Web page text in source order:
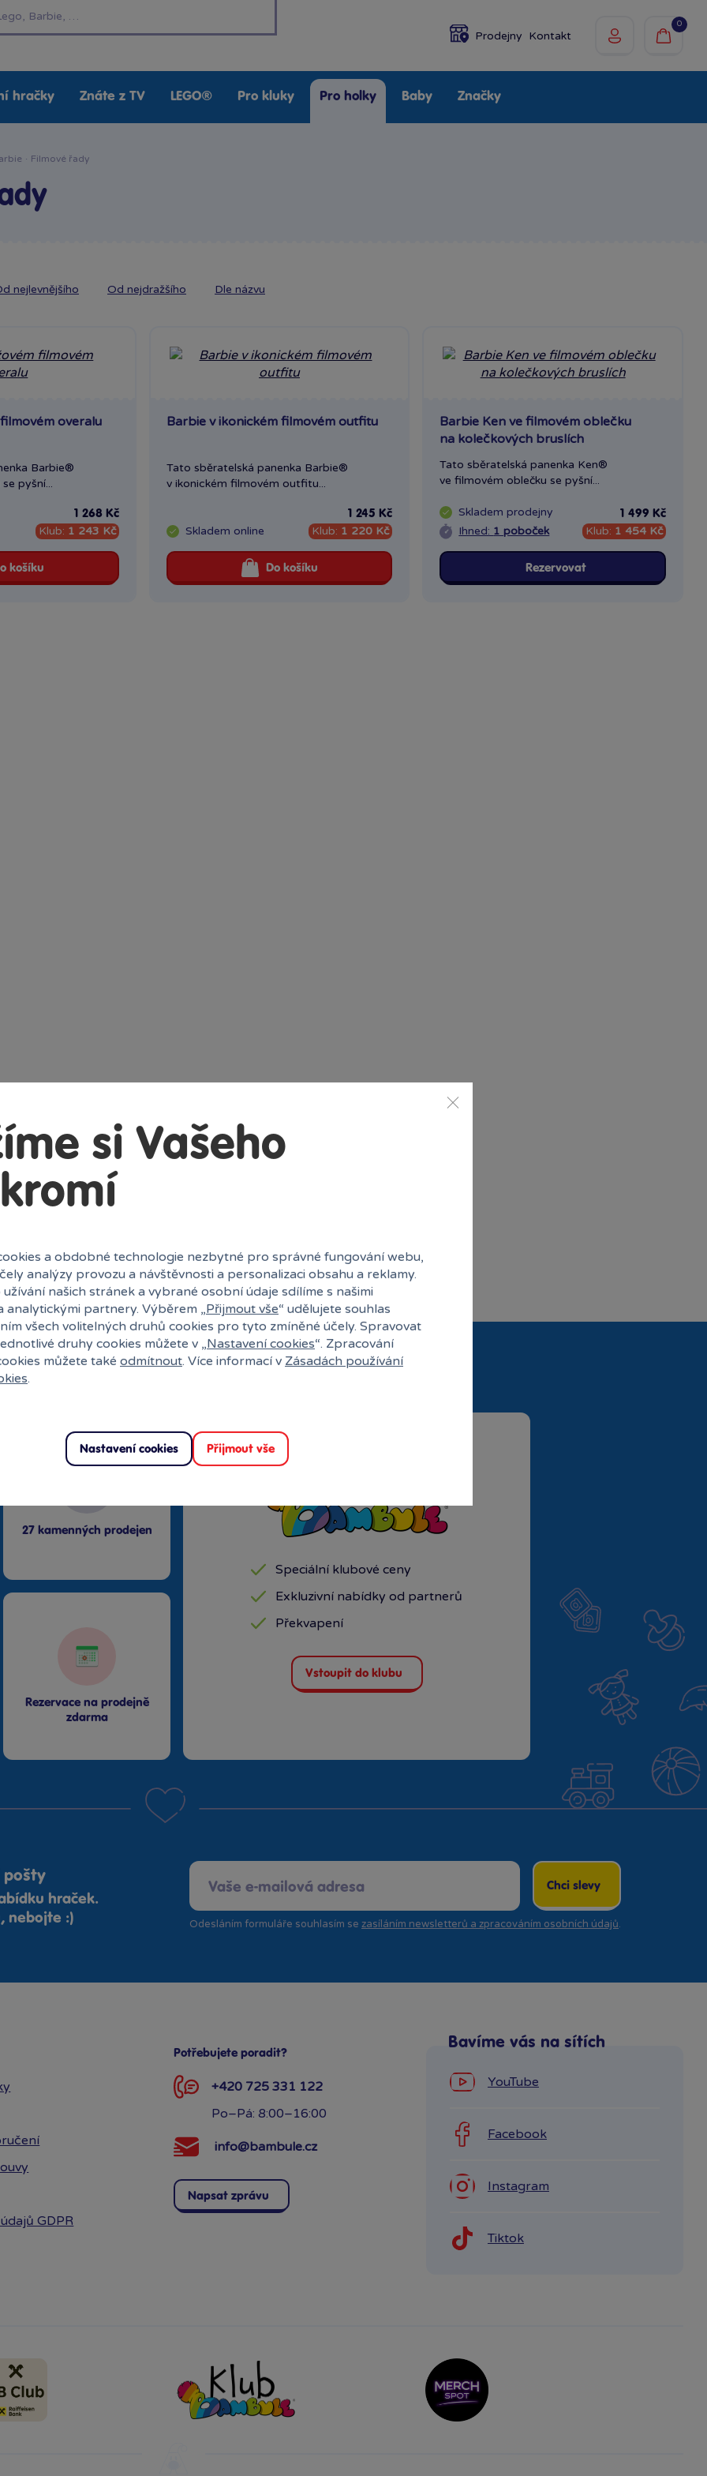
Prodejny Kontakt
0
hračky Znáte z TV LEGO® Pro kluky Pro holky Baby Značky
· Filmové řady
nejlevnějšího Od nejdražšího Dle názvu
overalu
Barbie®
pyšní...
1 268 Kč
Klub: 1 243 Kč
košíku
Barbie v ikonickém filmovém outfitu
Tato sběratelská panenka Barbie®
v ikonickém filmovém outfitu...
Skladem online
1 245 Kč
Klub: 1 220 Kč
Do košíku
Barbie Ken ve filmovém oblečku
na kolečkových bruslích
Tato sběratelská panenka Ken®
ve filmovém oblečku se pyšní...
Skladem prodejny
Ihned: 1 poboček
1 499 Kč
Klub: 1 454 Kč
Rezervovat
27 kamenných prodejen
Rezervace na prodejně
zdarma
Speciální klubové ceny
Exkluzivní nabídky od partnerů
Překvapení
Vstoupit do klubu
pošty
hraček.
nebojte :)
Chci slevy
Odesláním formuláře souhlasím se zasíláním newsletterů a zpracováním osobních údajů.
GDPR
Potřebujete poradit?
+420 725 331 122
Po–Pá: 8:00–16:00
info@bambule.cz
Napsat zprávu
Bavíme vás na sítích
YouTube
Facebook
Instagram
Tiktok
si Vašeho
a obdobné technologie nezbytné pro správné fungování webu,
analýzy provozu a návštěvnosti a personalizaci obsahu a reklamy.
našich stránek a vybrané osobní údaje sdílíme s našimi
analytickými partnery. Výběrem „Přijmout vše“ udělujete souhlas
všech volitelných druhů cookies pro tyto zmíněné účely. Spravovat
druhy cookies můžete v „Nastavení cookies“. Zpracování
můžete také odmítnout. Více informací v Zásadách používání
.
Nastavení cookies Přijmout vše